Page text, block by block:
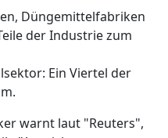
Düngemittelfabriken
der Industrie zum
Ein Viertel der
warnt laut "Reuters",